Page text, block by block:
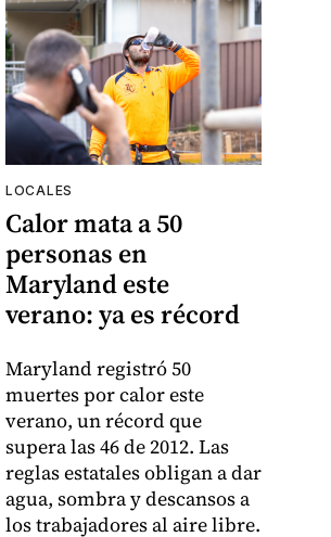
LOCALES
Calor mata a 50
personas en
Maryland este
verano: ya es récord
Maryland registró 50
muertes por calor este
verano, un récord que
supera las 46 de 2012. Las
reglas estatales obligan a dar
agua, sombra y descansos a
los trabajadores al aire libre.